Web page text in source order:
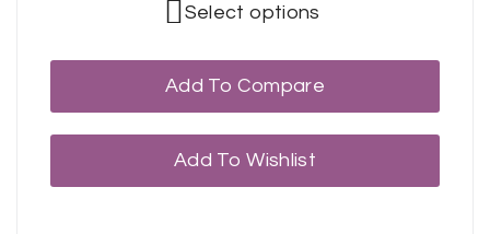
Select options
Add To Compare
Add To Wishlist